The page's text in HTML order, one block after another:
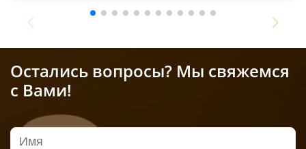
Остались вопросы? Мы свяжемся
с Вами!